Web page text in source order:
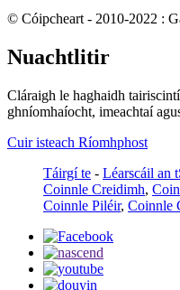
© Cóipcheart - 2010-2022 :
Nuachtlitir
Cláraigh le haghaidh
ghníomhaíocht, imeachtaí
Cuir isteach Ríomhphost
Táirgí te - Léarscáil an
Coinnle Creidimh,
Coinnle Piléir, Coinnle